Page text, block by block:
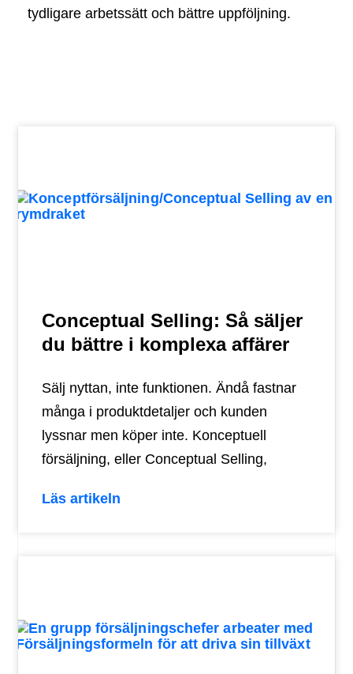
tydligare arbetssätt och bättre uppföljning.
Conceptual Selling: Så säljer
du bättre i komplexa affärer
Sälj nyttan, inte funktionen. Ändå fastnar
många i produktdetaljer och kunden
lyssnar men köper inte. Konceptuell
försäljning, eller Conceptual Selling,
Läs artikeln